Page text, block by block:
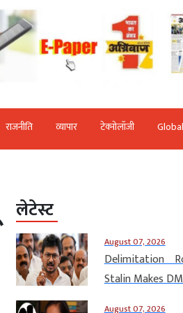
राजनीति व्‍यापार टेक्‍नोलॉजी Global
लेटेस्ट
August 07, 2026
Delimitation
Stalin Makes
August 07, 2026